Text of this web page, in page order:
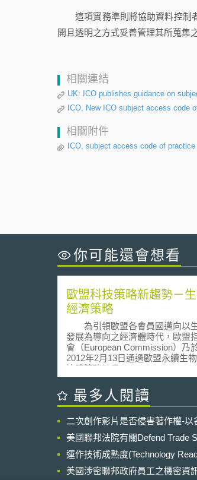
這項實務準則將協助資料控制者
開且透明之方式妥善管理其所蒐集
相關連結
UK: ICO publishes guidance on
ICO, New ICO subject access code
相關附件
ICO, subject access code of practice
你可能還會想看
歐盟科技策略新趨勢－
經濟策略
為引領歐盟各會員國邁向以
發展為導向之經濟體時代，歐盟
會（European Commission）乃
2012年2月13日通過歐盟永續生
濟體策略計畫－Innovation for
Sustainable Growth-a
Europe，期待藉此引導歐盟邁想
創新且低排放之永續發展經濟體。
於2050年邁向全球9億總人口數
卡，但自然資源之相對有限，因此
盟指委會認為歐盟經濟體需隨著
變遷趨勢及早轉型，並且強化其
永續性。為協助歐盟各會員國因
球局勢變化，歐盟指委員進一步
最多人閱讀
二次創作影片是否侵害著作權-以
美國聯邦法院有關Defend Trade
運作技術成熟度(Technology
美國涉密聯邦政府員工之機密資